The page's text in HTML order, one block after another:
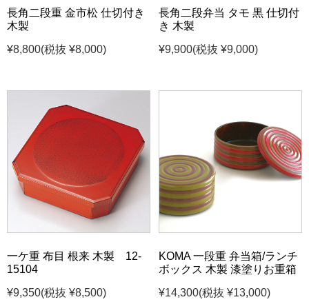
長角二段重 金市松 仕切付き
木製
¥8,800(税抜 ¥8,000)
長角二段弁当 タモ 黒 仕切付
き 木製
¥9,900(税抜 ¥9,000)
一ケ重 布目 根来 木製 12-
15104
¥9,350(税抜 ¥8,500)
KOMA 一段重 弁当箱/ランチ
ボックス 木製 漆塗りお重箱
¥14,300(税抜 ¥13,000)